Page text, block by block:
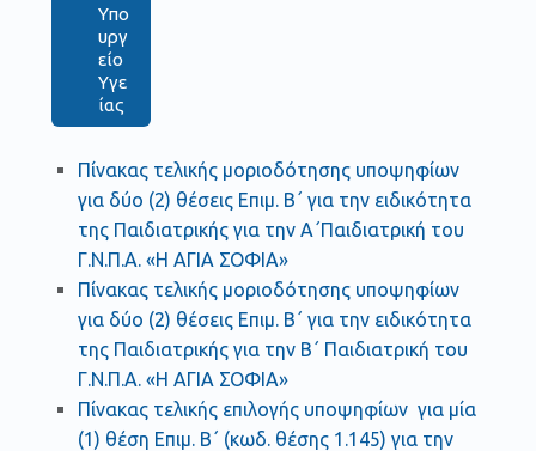
Υπο
υργ
είο
Υγε
ίας
Πίνακας τελικής μοριοδότησης υποψηφίων
για δύο (2) θέσεις Επιμ. Β΄ για την ειδικότητα
της Παιδιατρικής για την Α΄Παιδιατρική του
Γ.Ν.Π.Α. «Η ΑΓΙΑ ΣΟΦΙΑ»
Πίνακας τελικής μοριοδότησης υποψηφίων
για δύο (2) θέσεις Επιμ. Β΄ για την ειδικότητα
της Παιδιατρικής για την Β΄ Παιδιατρική του
Γ.Ν.Π.Α. «Η ΑΓΙΑ ΣΟΦΙΑ»
Πίνακας τελικής επιλογής υποψηφίων για μία
(1) θέση Επιμ. Β΄ (κωδ. θέσης 1.145) για την